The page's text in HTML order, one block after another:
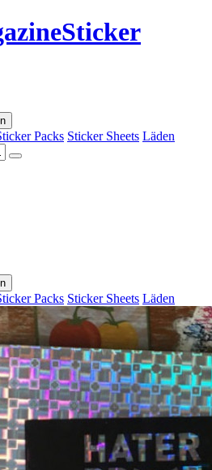
Sticker
Packs Sticker Sheets Läden
Packs Sticker Sheets Läden